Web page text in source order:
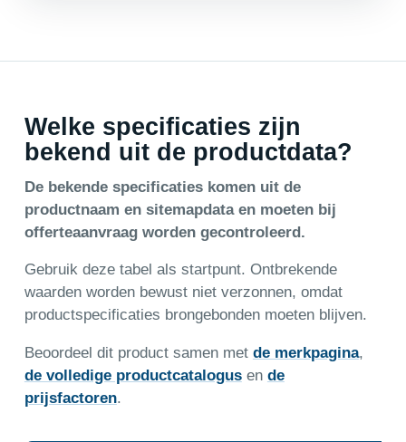
Welke specificaties zijn
bekend uit de productdata?
De bekende specificaties komen uit de
productnaam en sitemapdata en moeten bij
offerteaanvraag worden gecontroleerd.
Gebruik deze tabel als startpunt. Ontbrekende
waarden worden bewust niet verzonnen, omdat
productspecificaties brongebonden moeten blijven.
Beoordeel dit product samen met de merkpagina,
de volledige productcatalogusen de
prijsfactoren.